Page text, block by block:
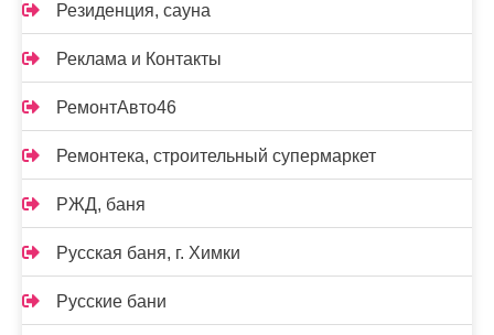
Резиденция, сауна
Реклама и Контакты
РемонтАвто46
Ремонтека, строительный супермаркет
РЖД, баня
Русская баня, г. Химки
Русские бани